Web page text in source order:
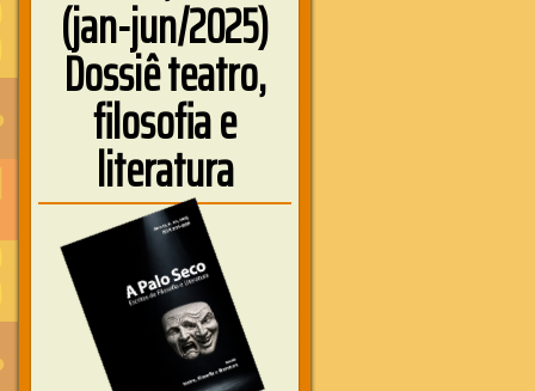
(jan-jun/2025)
Dossiê teatro,
filosofia e
literatura